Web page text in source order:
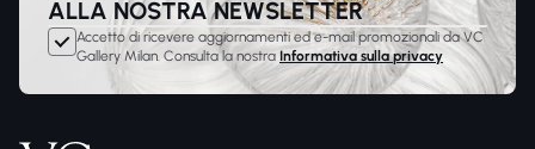
ALLA NOSTRA NEWSLETTER
Accetto di ricevere aggiornamenti ed e-mail promozionali da VC
Gallery Milan. Consulta la nostra Informativa sulla privacy